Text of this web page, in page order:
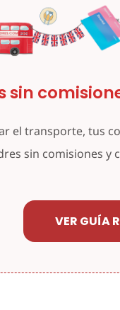
sin
el transporte, tus
sin comisiones y
VER GUÍA